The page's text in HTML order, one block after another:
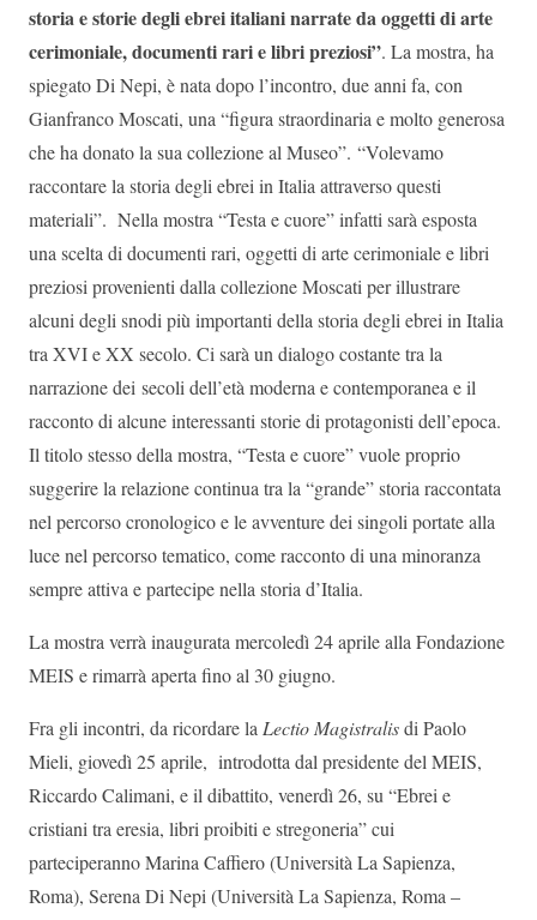
storia e storie degli ebrei italiani narrate da oggetti di arte
cerimoniale, documenti rari e libri preziosi”. La mostra, ha
spiegato Di Nepi, è nata dopo l’incontro, due anni fa, con
Gianfranco Moscati, una “figura straordinaria e molto generosa
che ha donato la sua collezione al Museo”. “Volevamo
raccontare la storia degli ebrei in Italia attraverso questi
materiali”. Nella mostra “Testa e cuore” infatti sarà esposta
una scelta di documenti rari, oggetti di arte cerimoniale e libri
preziosi provenienti dalla collezione Moscati per illustrare
alcuni degli snodi più importanti della storia degli ebrei in Italia
tra XVI e XX secolo. Ci sarà un dialogo costante tra la
narrazione dei secoli dell’età moderna e contemporanea e il
racconto di alcune interessanti storie di protagonisti dell’epoca.
Il titolo stesso della mostra, “Testa e cuore” vuole proprio
suggerire la relazione continua tra la “grande” storia raccontata
nel percorso cronologico e le avventure dei singoli portate alla
luce nel percorso tematico, come racconto di una minoranza
sempre attiva e partecipe nella storia d’Italia.
La mostra verrà inaugurata mercoledì 24 aprile alla Fondazione
MEIS e rimarrà aperta fino al 30 giugno.
Fra gli incontri, da ricordare laLectio Magistralisdi Paolo
Mieli, giovedì 25 aprile, introdotta dal presidente del MEIS,
Riccardo Calimani, e il dibattito, venerdì 26, su “Ebrei e
cristiani tra eresia, libri proibiti e stregoneria” cui
parteciperanno Marina Caffiero (Università La Sapienza,
Roma), Serena Di Nepi (Università La Sapienza, Roma –